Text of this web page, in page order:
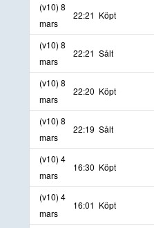
(v10) 8
mars
22:21 Köpt
(v10) 8
mars
22:21 Sålt
(v10) 8
mars
22:20 Köpt
(v10) 8
mars
22:19 Sålt
(v10) 4
mars
16:30 Köpt
(v10) 4
mars
16:01 Köpt